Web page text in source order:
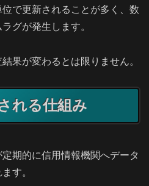
で更新されることが多く、数
グが発生します。
果が変わるとは限りません。
れる仕組み
期的に信用情報機関へデータ
す。